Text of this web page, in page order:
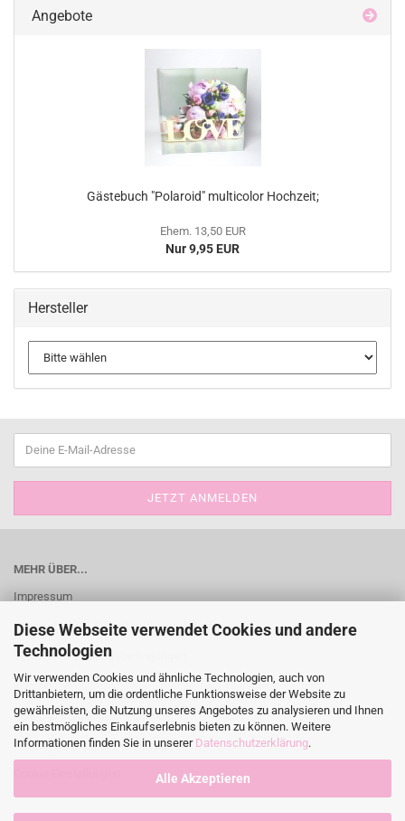
Diese Webseite verwendet Cookies und andere
Technologien
Wir verwenden Cookies und ähnliche Technologien, auch von
Drittanbietern, um die ordentliche Funktionsweise der Website zu
gewährleisten, die Nutzung unseres Angebotes zu analysieren und Ihnen
ein bestmögliches Einkaufserlebnis bieten zu können. Weitere
Informationen finden Sie in unserer Datenschutzerklärung.
Alle Akzeptieren
Angebote
Gästebuch "Polaroid" multicolor Hochzeit;
Ehem. 13,50 EUR
Nur 9,95 EUR
Hersteller
MEHR ÜBER...
Impressum
Widerrufsrecht & Muster-Widerrufsformular
Versand- & Zahlungsbedingungen
Kontakt
AGB und Kundeninformationen
Privatsphäre und Datenschutz